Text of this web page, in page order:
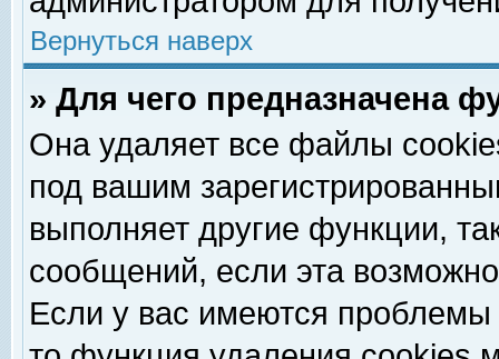
Вернуться наверх
» Для чего предназначена
Она удаляет все файлы
под вашим
выполняет другие функции,
сообщений, если эта
Если у вас имеются